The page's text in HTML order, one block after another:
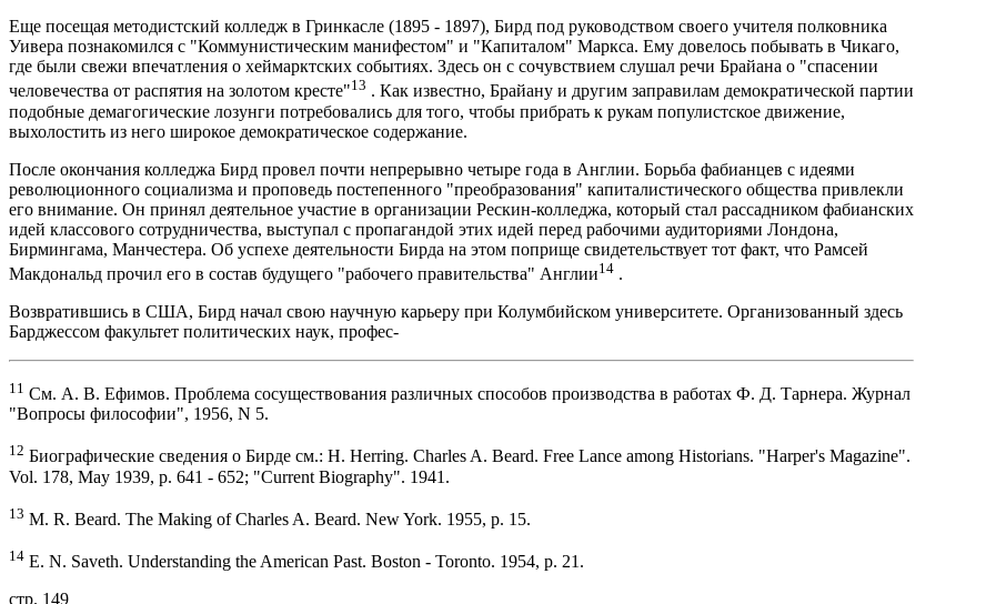
Еще посещая методистский колледж в Гринкасле (1895 - 1897), Бирд под руководством своего учителя полковника
Уивера познакомился с "Коммунистическим манифестом" и "Капиталом" Маркса. Ему довелось побывать в Чикаго,
где были свежи впечатления о хеймарктских событиях. Здесь он с сочувствием слушал речи Брайана о "спасении
человечества от распятия на золотом кресте"13 . Как известно, Брайану и другим заправилам демократической партии
подобные демагогические лозунги потребовались для того, чтобы прибрать к рукам популистское движение,
выхолостить из него широкое демократическое содержание.
После окончания колледжа Бирд провел почти непрерывно четыре года в Англии. Борьба фабианцев с идеями
революционного социализма и проповедь постепенного "преобразования" капиталистического общества привлекли
его внимание. Он принял деятельное участие в организации Рескин-колледжа, который стал рассадником фабианских
идей классового сотрудничества, выступал с пропагандой этих идей перед рабочими аудиториями Лондона,
Бирмингама, Манчестера. Об успехе деятельности Бирда на этом поприще свидетельствует тот факт, что Рамсей
Макдональд прочил его в состав будущего "рабочего правительства" Англии14 .
Возвратившись в США, Бирд начал свою научную карьеру при Колумбийском университете. Организованный здесь
Барджессом факультет политических наук, профес-
11 См. А. В. Ефимов. Проблема сосуществования различных способов производства в работах Ф. Д. Тарнера. Журнал
"Вопросы философии", 1956, N 5.
12 Биографические сведения о Бирде см.: H. Herring. Charles A. Beard. Free Lance among Historians. "Harper's Magazine".
Vol. 178, May 1939, p. 641 - 652; "Current Biography". 1941.
13 M. R. Beard. The Making of Charles A. Beard. New York. 1955, p. 15.
14 E. N. Saveth. Understanding the American Past. Boston - Toronto. 1954, p. 21.
стр. 149